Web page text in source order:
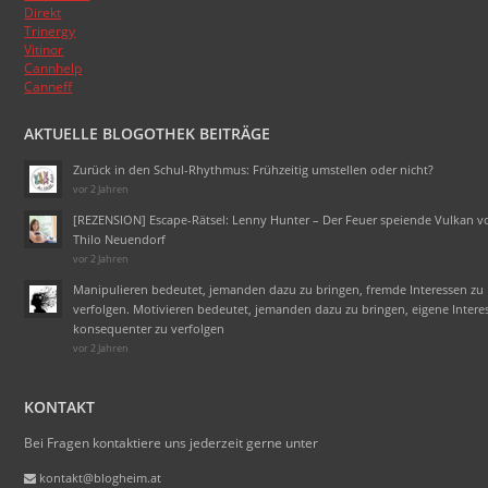
Direkt
Trinergy
Vitinor
Cannhelp
Canneff
AKTUELLE BLOGOTHEK BEITRÄGE
Zurück in den Schul-Rhythmus: Frühzeitig umstellen oder nicht?
vor 2 Jahren
[REZENSION] Escape-Rätsel: Lenny Hunter – Der Feuer speiende Vulkan
Thilo Neuendorf
vor 2 Jahren
Manipulieren bedeutet, jemanden dazu zu bringen, fremde Interessen zu
verfolgen. Motivieren bedeutet, jemanden dazu zu bringen, eigene
konsequenter zu verfolgen
vor 2 Jahren
KONTAKT
Bei Fragen kontaktiere uns jederzeit gerne unter
kontakt@blogheim.at